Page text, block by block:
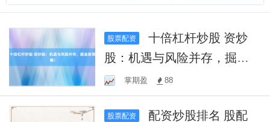
股票配资
十倍杠杆炒股 资炒
股：机遇与风险并存，掘金
新策略！
掌期盈 88
股票配资